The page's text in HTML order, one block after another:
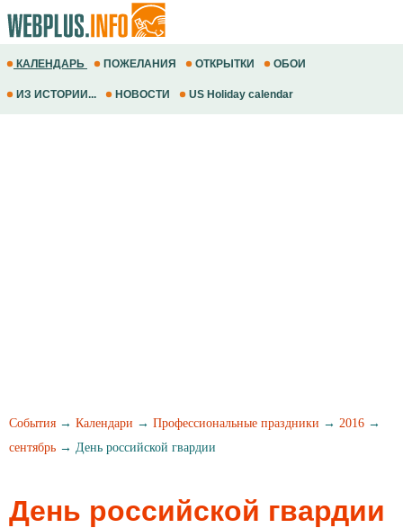
КАЛЕНДАРЬ ПОЖЕЛАНИЯ ОТКРЫТКИ ОБОИ
ИЗ ИСТОРИИ... НОВОСТИ US Holiday calendar
События → Календари → Профессиональные праздники → 2016 →
сентябрь → День российской гвардии
День российской гвардии